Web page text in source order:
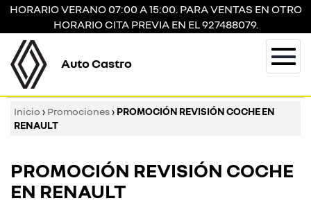
HORARIO VERANO 07:00 A 15:00. PARA VENTAS EN OTRO
HORARIO CITA PREVIA EN EL 927488079.
Auto Castro
Inicio › Promociones› PROMOCIÓN REVISIÓN COCHE EN
RENAULT
PROMOCIÓN REVISIÓN COCHE
EN RENAULT